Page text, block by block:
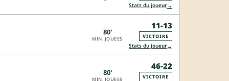
Stats du joueur→
80'
MIN. JOUEES
11-13
VICTOIRE
Stats du joueur→
80'
MIN. JOUEES
46-22
VICTOIRE